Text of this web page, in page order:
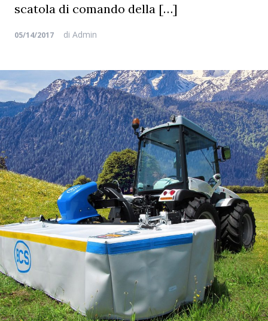
scatola di comando della […]
05/14/2017 di Admin